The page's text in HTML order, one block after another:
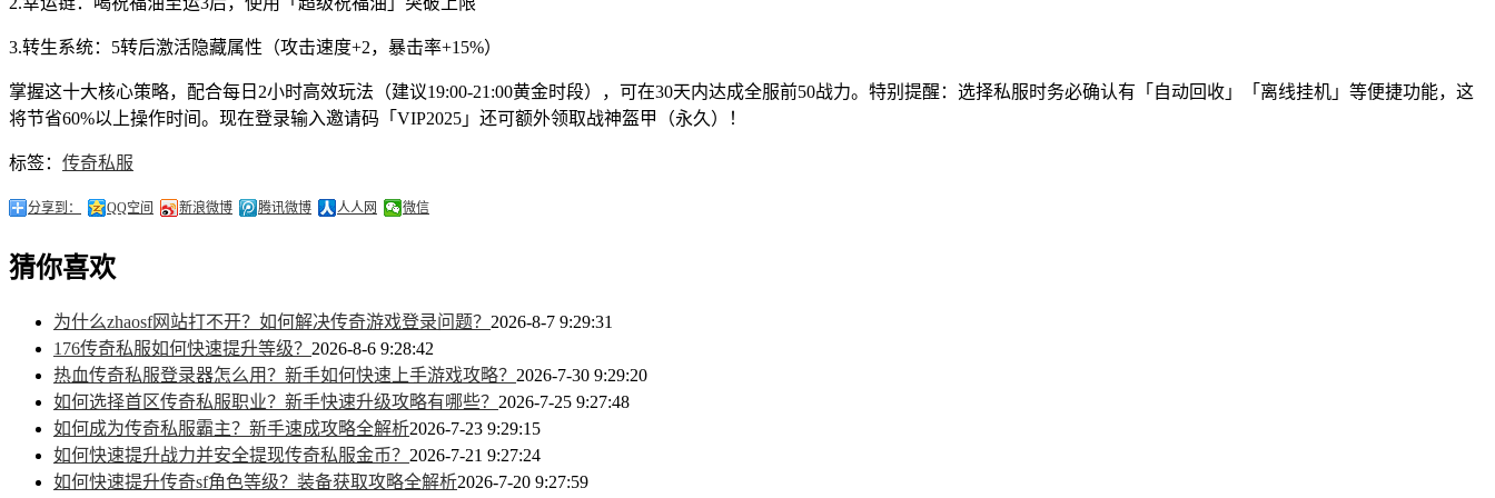
3.转生系统：5转后激活隐藏属性（攻击速度+2，暴击率+15%）
掌握这十大核心策略，配合每日2小时高效玩法（建议19:00-21:00黄金时段），可在30天内达成全服前50战力。特别提醒：选择私服时务必确认有「自动回收」「离线挂机」等便捷功能，这
将节省60%以上操作时间。现在登录输入邀请码「VIP2025」还可额外领取战神盔甲（永久）！
标签： 传奇私服
分享到： QQ空间 新浪微博 腾讯微博 人人网 微信
猜你喜欢
为什么zhaosf网站打不开？如何解决传奇游戏登录问题？ 2026-8-7 9:29:31
176传奇私服如何快速提升等级？ 2026-8-6 9:28:42
热血传奇私服登录器怎么用？新手如何快速上手游戏攻略？ 2026-7-30 9:29:20
如何选择首区传奇私服职业？新手快速升级攻略有哪些？ 2026-7-25 9:27:48
如何成为传奇私服霸主？新手速成攻略全解析2026-7-23 9:29:15
如何快速提升战力并安全提现传奇私服金币？ 2026-7-21 9:27:24
如何快速提升传奇sf角色等级？装备获取攻略全解析2026-7-20 9:27:59